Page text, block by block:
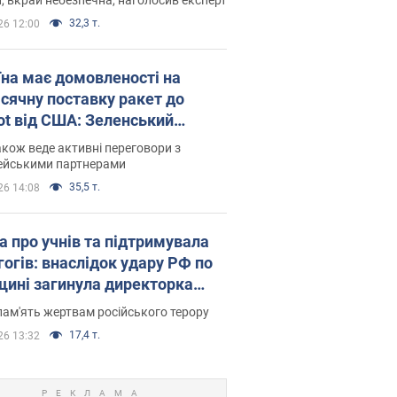
12:00 32,3 т.
має домовленості на
поставку ракет до
від США: Зеленський
подробиці
веде активні переговори з
партнерами
14:08 35,5 т.
про учнів та підтримувала
внаслідок удару РФ по
загинула директорка
ліцею, її чоловік та онук
жертвам російського терору
13:32 17,4 т.